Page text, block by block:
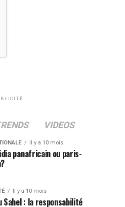
VIDEOS
Il y a 10 mois
panafricain ou paris-
Il y a 10 mois
Sahel : la responsabilité